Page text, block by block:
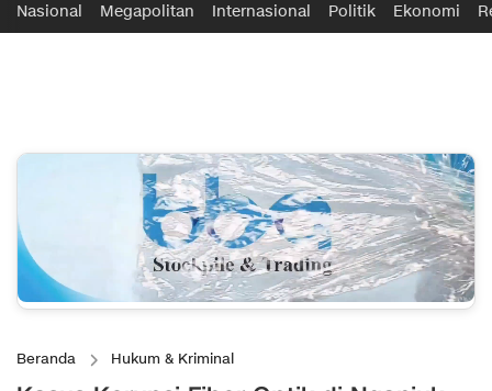
Nasional Megapolitan Internasional Politik Ekonomi
Beranda Hukum & Kriminal